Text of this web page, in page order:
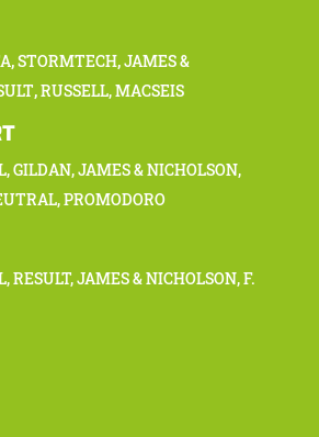
,STORMTECH,JAMES &
,RUSSELL, MACSEIS
GILDAN, JAMES & NICHOLSON,
PROMODORO
RESULT, JAMES & NICHOLSON, F.